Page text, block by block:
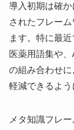
導入初期は確
されたフレー
ます。特に最
医薬用語集や
の組み合わせ
軽減できるよう
メタ知識フレ